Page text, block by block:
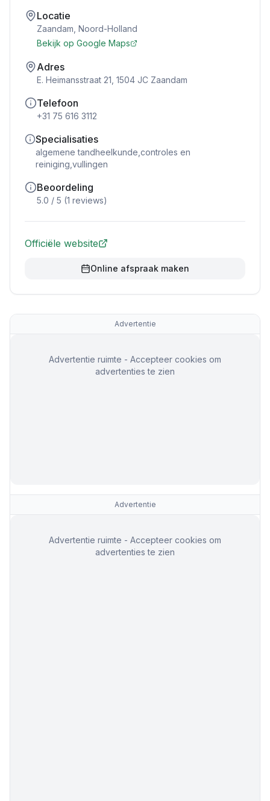
Locatie
Zaandam Noord-Holland
Bekijk op Google Maps
Adres
E. Heimansstraat 21, 1504 JC Zaandam
Telefoon
+31 75 616 3112
Specialisaties
algemene tandheelkunde,controles en
reiniging,vullingen
Beoordeling
5.0 / 5 (1 reviews)
Officiële website
Online afspraak maken
Advertentie
Advertentie ruimte - Accepteer cookies om
advertenties te zien
Advertentie
Advertentie ruimte - Accepteer cookies om
advertenties te zien